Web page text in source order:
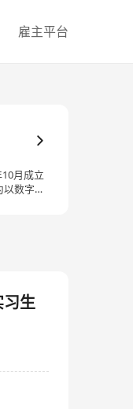
雇主平台
月成立
数字科
入口，
建设与
的地云
生态云
森林防
构建服务
交通、
在通用
生